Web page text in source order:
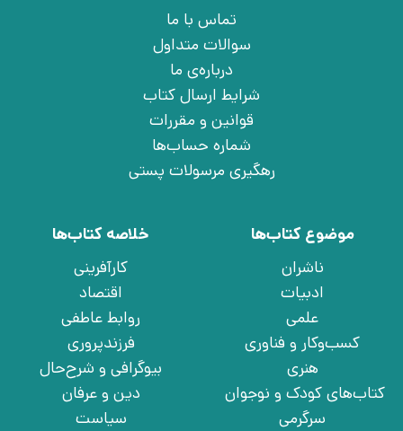
تماس با ما
سوالات متداول
درباره‌ی ما
شرایط ارسال کتاب
قوانین و مقررات
شماره حساب‌ها
رهگیری مرسولات پستی
موضوع کتاب‌ها
ناشران
ادبیات
علمی
کسب‌وکار و فناوری
هنری
کتاب‌های کودک و نوجوان
سرگرمی
خلاصه کتاب‌ها
کارآفرینی
اقتصاد
روابط عاطفی
فرزندپروری
بیوگرافی و شرح‌حال
دین و عرفان
سیاست